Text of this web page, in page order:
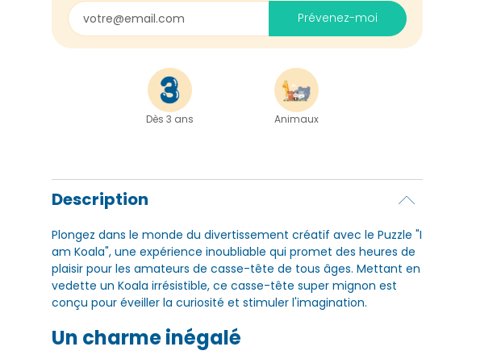
Prévenez-moi
Dès 3 ans Animaux
Description
Plongez dans le monde du divertissement créatif avec le Puzzle "I
am Koala", une expérience inoubliable qui promet des heures de
plaisir pour les amateurs de casse-tête de tous âges. Mettant en
vedette un Koala irrésistible, ce casse-tête super mignon est
conçu pour éveiller la curiosité et stimuler l'imagination.
Un charme inégalé